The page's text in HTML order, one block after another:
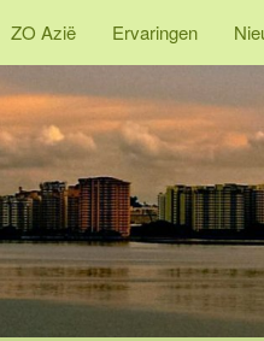
ZO Azië Ervaringen